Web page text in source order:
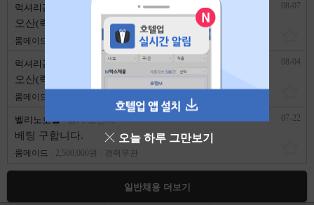
럭셔리관광호텔(오산)대실없음 경기 오산시
오산(럭셔리관광) 청소,베팅같이하실분 구합니다~
룸메이드 경력무관
08-07
럭셔리관광호텔(오산)대실없음 경기 오산시
오산(럭셔리관광) 청소,베팅같이하실분 구합니다~
룸메이드
08-04
벨리노호텔 경기 오산시
베팅 구합니다.
룸메이드 2,500,000원 경력무관
07-22
일반채용 더보기
오늘 하루 그만보기